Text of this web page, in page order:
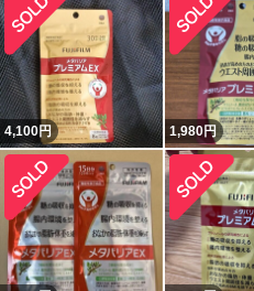
4,100円 1,980円